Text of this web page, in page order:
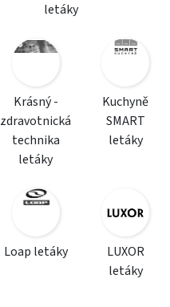
letáky
Krásný -
zdravotnická
technika
letáky
Kuchyně
SMART
letáky
Loap letáky
LUXOR
letáky